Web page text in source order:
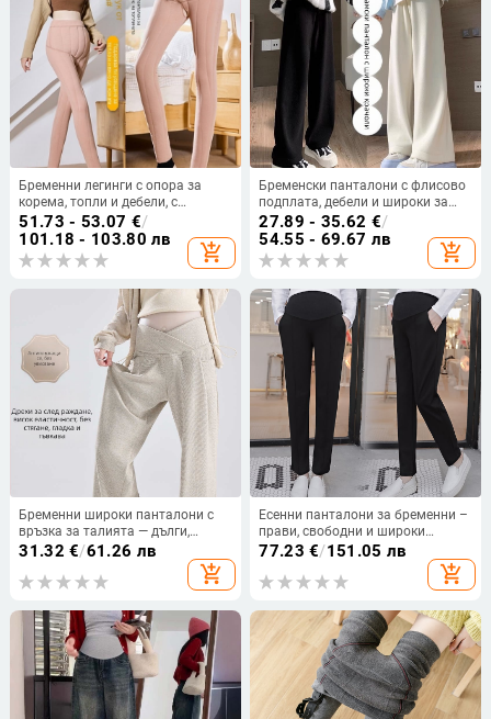
Бременни легинги с опора за
корема, топли и дебели, с
крачета, плюс размер, зима 2024
51.73 - 53.07 €/
101.18 - 103.80 лв
add_shopping_cart
Бременски панталони с флисово
подплата, дебели и широки за
есен и зима, дълги ежедневни
панталони със свободен крой и
прав силует
27.89 - 35.62 €/
54.55 - 69.67 лв
add_shopping_cart
Бременни широки панталони с
връзка за талията — дълги,
средна плътност, полиестер (70–
31.32 €/61.26 лв
add_shopping_cart
Есенни панталони за бременни –
прави, свободни и широки
крачоли, ханъм стил, ежедневни
77.23 €/151.05 лв
add_shopping_cart